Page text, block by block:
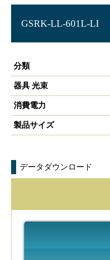
GSRK-LL-601L-LI
分類
器具 光束
消費電力
製品サイズ
データダウンロード